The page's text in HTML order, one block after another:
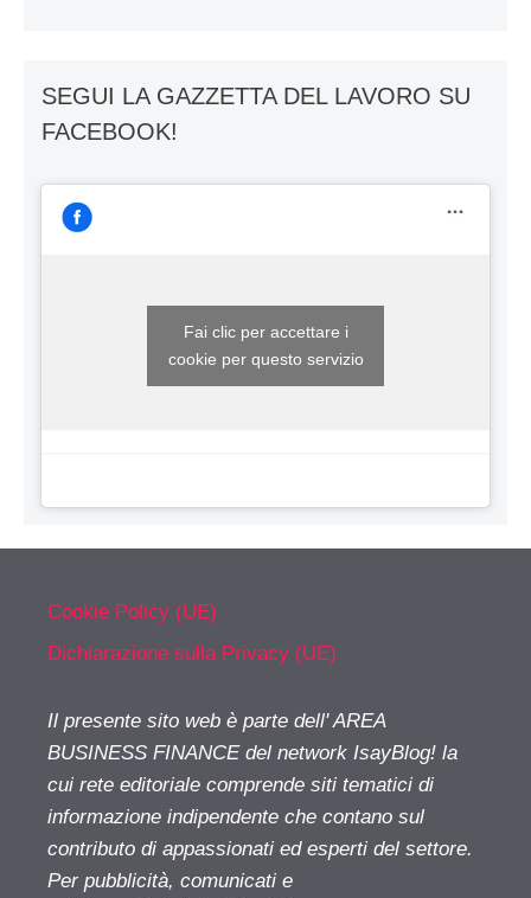
SEGUI LA GAZZETTA DEL LAVORO SU
FACEBOOK!
Fai clic per accettare i
cookie per questo servizio
Cookie Policy (UE)
Dichiarazione sulla Privacy (UE)
Il presente sito web è parte dell' AREA
BUSINESS FINANCE del network IsayBlog! la
cui rete editoriale comprende siti tematici di
informazione indipendente che contano sul
contributo di appassionati ed esperti del settore.
Per pubblicità, comunicati e